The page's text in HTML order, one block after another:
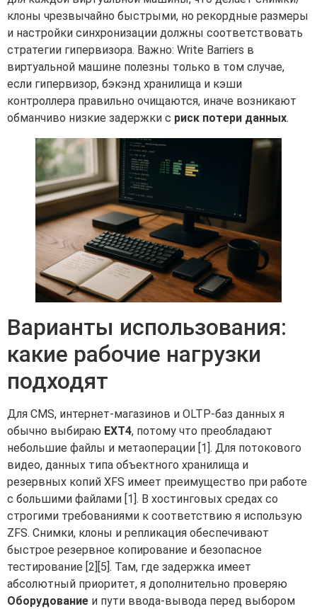
клоны чрезвычайно быстрыми, но рекордные размеры
и настройки синхронизации должны соответствовать
стратегии гипервизора. Важно: Write Barriers в
виртуальной машине полезны только в том случае,
если гипервизор, бэкэнд хранилища и кэши
контроллера правильно очищаются, иначе возникают
обманчиво низкие задержки с риск потери данных.
Варианты использования:
какие рабочие нагрузки
подходят
Для CMS, интернет-магазинов и OLTP-баз данных я
обычно выбираю EXT4, потому что преобладают
небольшие файлы и метаоперации [1]. Для потокового
видео, данных типа объектного хранилища и
резервных копий XFS имеет преимущество при работе
с большими файлами [1]. В хостинговых средах со
строгими требованиями к соответствию я использую
ZFS. Снимки, клоны и репликация обеспечивают
быстрое резервное копирование и безопасное
тестирование [2][5]. Там, где задержка имеет
абсолютный приоритет, я дополнительно проверяю
Оборудование и пути ввода-вывода перед выбором